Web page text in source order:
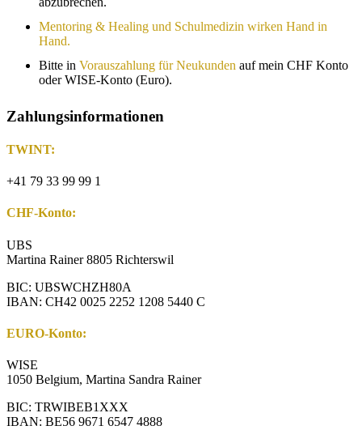
Mentoring & Healing und Schulmedizin wirken Hand in
Hand.
Bitte in Vorauszahlung für Neukunden auf mein CHF Konto
oder WISE-Konto (Euro).
Zahlungsinformationen
TWINT:
+41 79 33 99 99 1
CHF-Konto:
UBS
Martina Rainer 8805 Richterswil
BIC: UBSWCHZH80A
IBAN: CH42 0025 2252 1208 5440 C
EURO-Konto:
WISE
1050 Belgium, Martina Sandra Rainer
BIC: TRWIBEB1XXX
IBAN: BE56 9671 6547 4888